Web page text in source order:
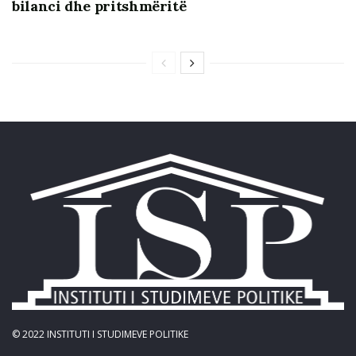
bilanci dhe pritshmëritë
© 2022 INSTITUTI I STUDIMEVE POLITIKE